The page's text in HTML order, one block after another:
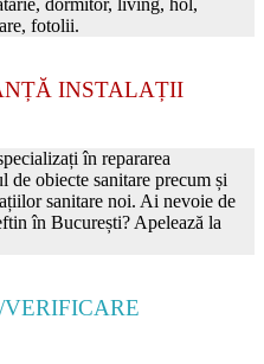
fotolii.
INSTALAȚII
în repararea
de obiecte sanitare precum și
sanitare noi. Ai nevoie de
în București? Apelează la